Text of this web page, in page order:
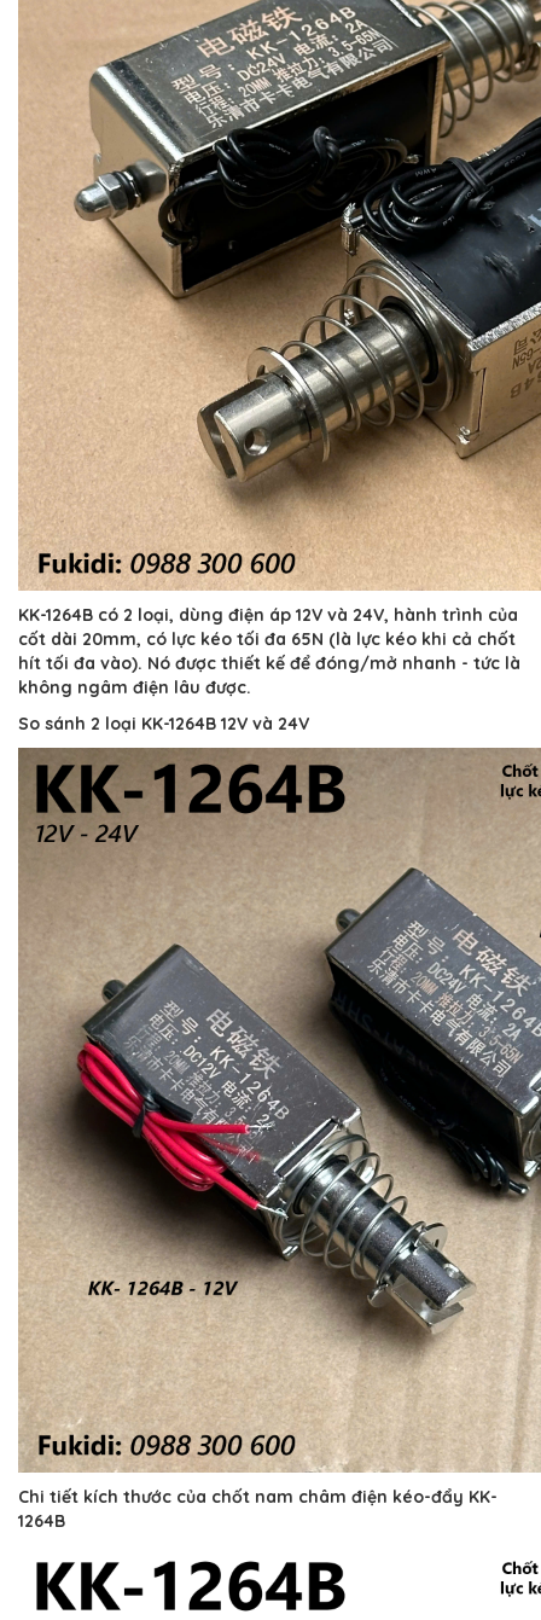
KK-1264B có 2 loại, dùng điện áp 12V và 24V, hành trình của
cốt dài 20mm, có lực kéo tối đa 65N (là lực kéo khi cả chốt
hít tối đa vào). Nó được thiết kế để đóng/mở nhanh - tức là
không ngâm điện lâu được.
So sánh 2 loại KK-1264B 12V và 24V
Chi tiết kích thước của chốt nam châm điện kéo-đẩy KK-
1264B